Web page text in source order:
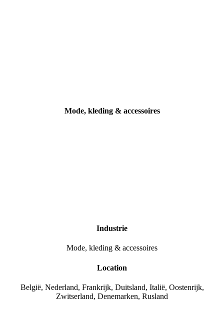
Mode, kleding & accessoires
Industrie
Mode, kleding & accessoires
Location
België, Nederland, Frankrijk, Duitsland, Italië, Oostenrijk,
Zwitserland, Denemarken, Rusland